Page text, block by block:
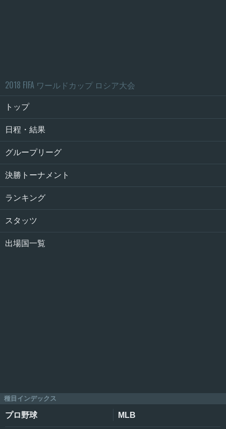
2018 FIFA ワールドカップ ロシア大会
トップ
日程・結果
グループリーグ
決勝トーナメント
ランキング
スタッツ
出場国一覧
種目インデックス
プロ野球 MLB